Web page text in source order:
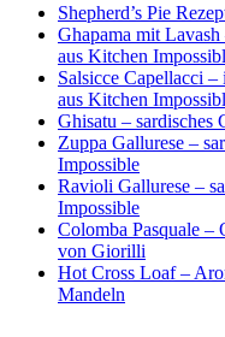
Shepherd’s Pie
Ghapama mit
aus Kitchen
Salsicce Capellacci –
aus Kitchen
Ghisatu – sardisches
Zuppa Gallurese –
Impossible
Ravioli Gallurese –
Impossible
Colomba Pasquale –
von Giorilli
Hot Cross Loaf –
Mandeln